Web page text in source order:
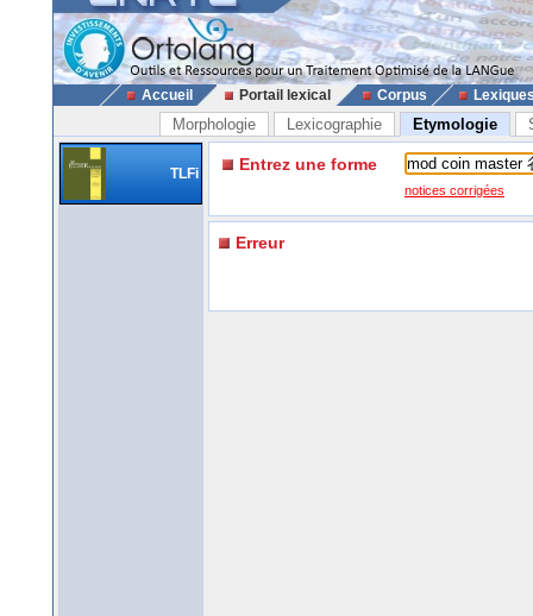
Accueil Portail lexical Corpus
Morphologie Lexicographie Etymologie
TLFi Entrez une forme
notices corrigées
Erreur